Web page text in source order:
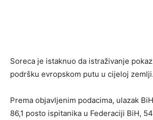
Soreca je istaknuo da istraživanje
podršku evropskom putu u cijeloj zemlji.
Prema objavljenim podacima, ulazak
86,1 posto ispitanika u Federaciji BiH,